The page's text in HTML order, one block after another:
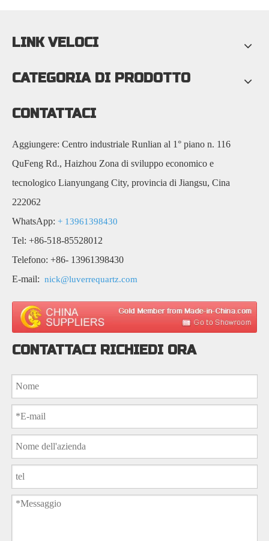
LINK VELOCI
CATEGORIA DI PRODOTTO
CONTATTACI
Aggiungere: Centro industriale Runlian al 1° piano n. 116
QuFeng Rd., Haizhou Zona di sviluppo economico e
tecnologico Lianyungang City, provincia di Jiangsu, Cina
222062
WhatsApp: + 13961398430
Tel: +86-518-85528012
Telefono: +86- 13961398430
E-mail: nick@luverrequartz.com
CONTATTACI RICHIEDI ORA